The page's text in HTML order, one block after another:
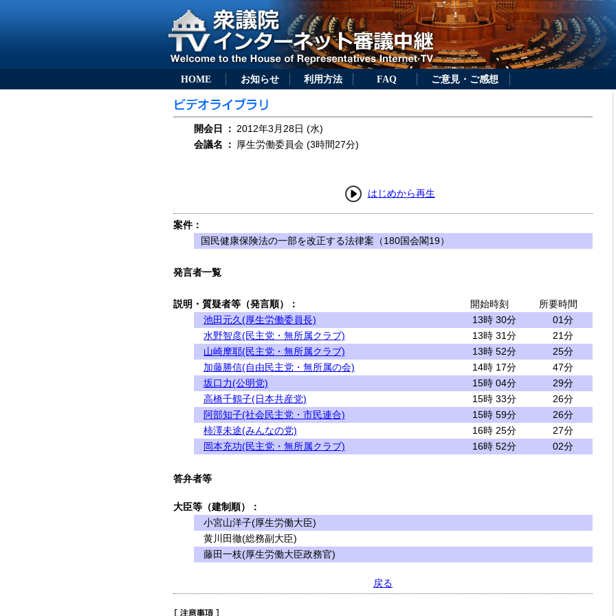
HOME お知らせ 利用方法 FAQ ご意見・ご感想
開会日 ： 2012年3月28日 (水)
会議名
： 厚生労働委員会 (3時間27分)
はじめから再生
案件：
国民健康保険法の一部を改正する法律案（180国会閣19）
発言者一覧
説明・質疑者等（発言順）： 開始時刻
所要時間
池田元久(厚生労働委員長)
13時 30分
01分
水野智彦(民主党・無所属クラブ)
13時 31分
21分
山崎摩耶(民主党・無所属クラブ)
13時 52分
25分
加藤勝信(自由民主党・無所属の会)
14時 17分
47分
坂口力(公明党)
15時 04分
29分
高橋千鶴子(日本共産党)
15時 33分
26分
阿部知子(社会民主党・市民連合)
15時 59分
26分
柿澤未途(みんなの党)
16時 25分
27分
岡本充功(民主党・無所属クラブ)
16時 52分 02分
答弁者等
大臣等（建制順）：
小宮山洋子(厚生労働大臣)
黄川田徹(総務副大臣)
藤田一枝(厚生労働大臣政務官)
戻る